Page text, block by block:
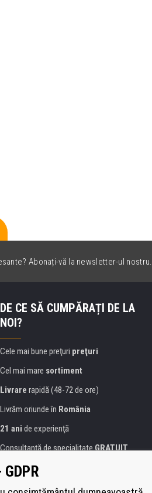
Abonați-vă la newsletter-ul nostru.
DE CE SĂ CUMPĂRAȚI DE LA
NOI?
Cele mai bune preţuri preţuri
Cel mai mare sortiment
Livrare rapidă (48-72 de ore)
Livrăm oriunde în România
21 ani de experienţă
Consultanţă de specialitateGRATUIT
Abordarea amabilă
certificat Heureka